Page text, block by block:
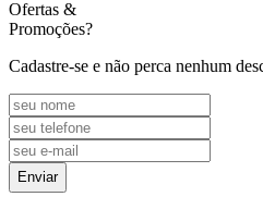
Ofertas &
Promoções?
Cadastre-se e não perca nenhum
Enviar